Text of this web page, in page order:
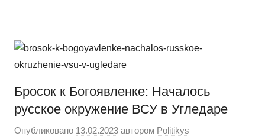
содержимому
сайт
на
Бросок к Богоявленке: Началось
русское окружение ВСУ в Угледаре
Опубликовано 13.02.2023 автором Politikys